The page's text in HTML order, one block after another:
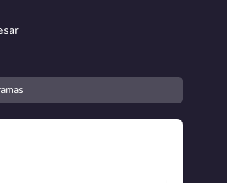
y manuales